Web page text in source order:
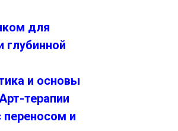
для
глубинной
и основы
терапии
переносом и